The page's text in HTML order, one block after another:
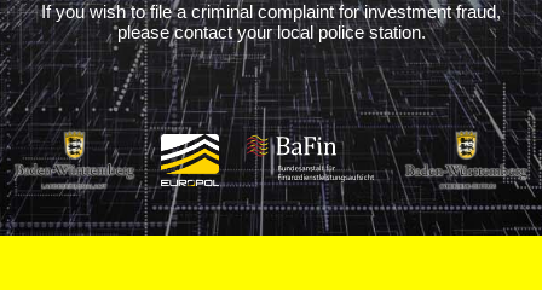
If you wish to file a criminal complaint for investment fraud,
please contact your local police station.